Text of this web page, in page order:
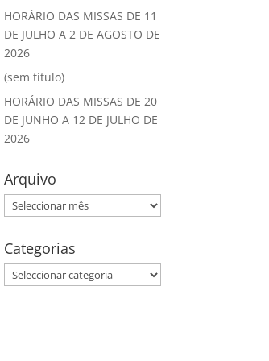
HORÁRIO DAS MISSAS DE 11
DE JULHO A 2 DE AGOSTO DE
2026
(sem título)
HORÁRIO DAS MISSAS DE 20
DE JUNHO A 12 DE JULHO DE
2026
Arquivo
Arquivo
Categorias
Categorias